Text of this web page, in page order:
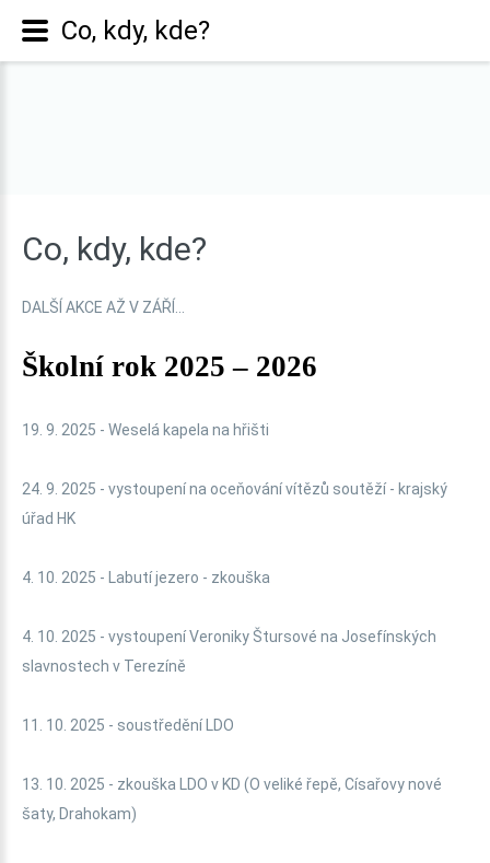
Co, kdy, kde?
DALŠÍ AKCE AŽ V ZÁŘÍ...
Školní rok 2025 – 2026
19. 9. 2025 - Weselá kapela na hřišti
24. 9. 2025 - vystoupení na oceňování vítězů soutěží - krajský
úřad HK
4. 10. 2025 - Labutí jezero - zkouška
4. 10. 2025 - vystoupení Veroniky Štursové na Josefínských
slavnostech v Terezíně
11. 10. 2025 - soustředění LDO
13. 10. 2025 - zkouška LDO v KD (O veliké řepě, Císařovy nové
šaty, Drahokam)
Co, kdy, kde?